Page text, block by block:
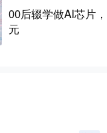
00后辍学做AI芯片
元